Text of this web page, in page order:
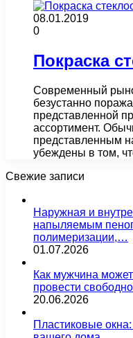
08.01.2019
0
Покраска
Современный
безустанно
представленной
ассортимент.
представленным
убеждены в том,
Свежие записи
Наружная и
напыляемым
полимеризации,…
01.07.2026
Как мужчина
провести
20.06.2026
Пластиковые